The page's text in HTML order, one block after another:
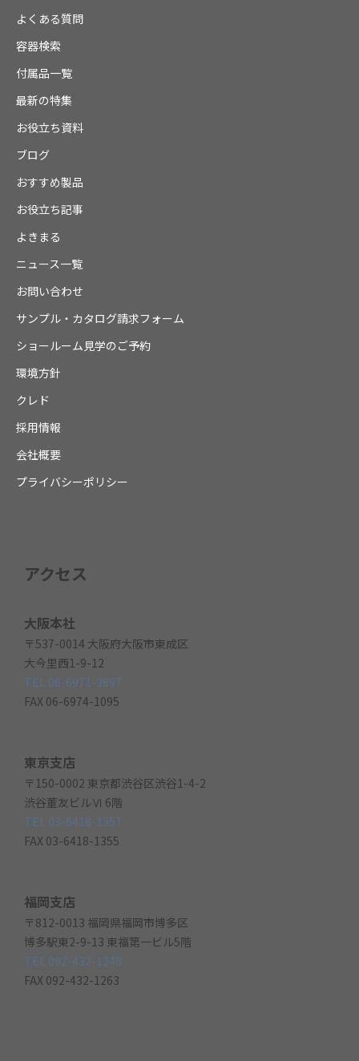
よくある質問
容器検索
付属品一覧
最新の特集
お役立ち資料
ブログ
おすすめ製品
お役立ち記事
よきまる
ニュース一覧
お問い合わせ
サンプル・カタログ請求フォーム
ショールーム見学のご予約
環境方針
クレド
採用情報
会社概要
プライバシーポリシー
アクセス
大阪本社
〒537-0014 大阪府大阪市東成区
大今里西1-9-12
TEL 06-6971-3897
FAX 06-6974-1095
東京支店
〒150-0002 東京都渋谷区渋谷1-4-2
渋谷董友ビルⅥ 6階
TEL 03-6418-1357
FAX 03-6418-1355
福岡支店
〒812-0013 福岡県福岡市博多区
博多駅東2-9-13 東福第一ビル5階
TEL 092-432-1248
FAX 092-432-1263